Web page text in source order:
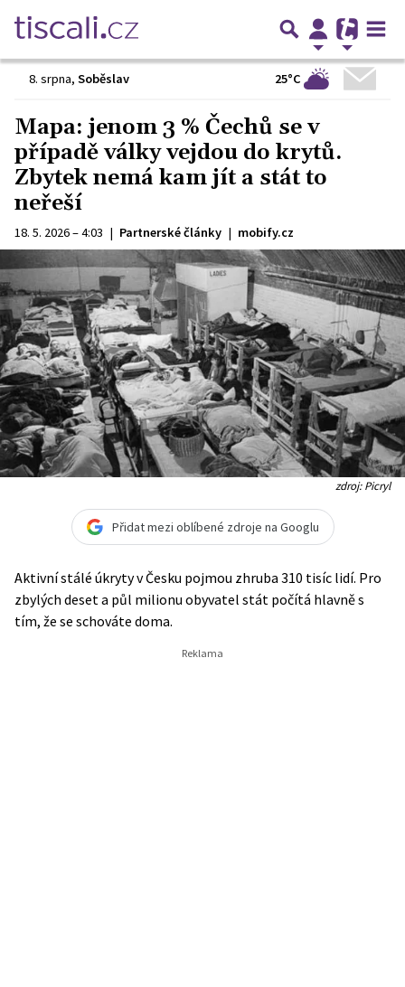
8. srpna, Soběslav 25°C
Mapa: jenom 3 % Čechů se v
případě války vejdou do krytů.
Zbytek nemá kam jít a stát to
neřeší
18. 5. 2026 – 4:03 | Partnerské články | mobify.cz
zdroj: Picryl
Přidat mezi oblíbené zdroje na Googlu
Aktivní stálé úkryty v Česku pojmou zhruba 310 tisíc lidí. Pro
zbylých deset a půl milionu obyvatel stát počítá hlavně s
tím, že se schováte doma.